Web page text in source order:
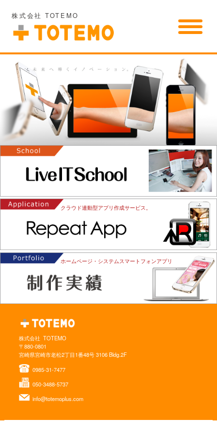
株式会社 TOTEMO
クラウド連動型アプリ作成サービス。
ホームページ・システムスマートフォンアプリ
株式会社 TOTEMO
〒880-0801
宮崎県宮崎市老松2丁目1番48号 3106 Bldg.2F
0985-31-7477
050-3488-5737
info@totemoplus.com